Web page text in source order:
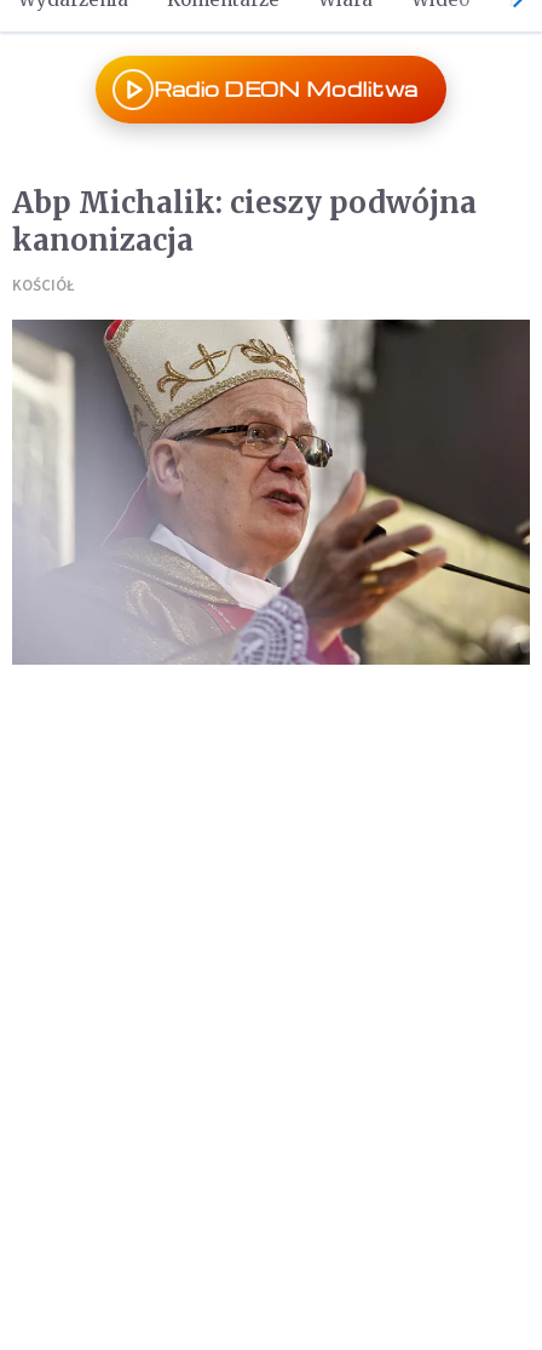
Radio DEON Modlitwa
Abp Michalik: cieszy podwójna
kanonizacja
KOŚCIÓŁ